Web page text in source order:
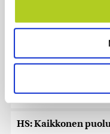
mahdollisesti
ominaispiirteitä
Lue lisää siitä, miten
suostumustasi tai
evästeilmoituksessa.
Käytämme evästeitä
Sikarutto tuo
metsästyskausi
Bulgariassa on
Uutiset | 8.8.2026 14:40
HS: Kaikkonen